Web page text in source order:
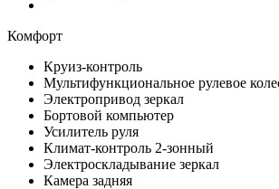
Комфорт
Круиз-контроль
Мультифункциональное рулевое
Электропривод зеркал
Бортовой компьютер
Усилитель руля
Климат-контроль 2-зонный
Электроскладывание зеркал
Камера задняя